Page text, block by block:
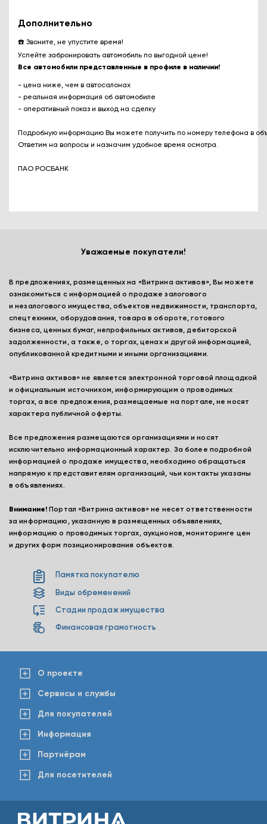
Дополнительно
☎ Звоните, не упустите время!
Успейте забронировать автомобиль по выгодной цене!
Все автомобили представленные в профиле в наличии!
- цена ниже, чем в автосалонах
- реальная информация об автомобиле
- оперативный показ и выход на сделку
Подробную информацию Вы можете получить по номеру телефона в
Ответим на вопросы и назначим удобное время осмотра.
ПАО РОСБАНК
Уважаемые покупатели!
В предложениях, размещенных на «Витрина активов», Вы можете
ознакомиться с информацией о продаже залогового
и незалогового имущества, объектов недвижимости, транспорта,
спецтехники, оборудования, товара в обороте, готового
бизнеса, ценных бумаг, непрофильных активов, дебиторской
задолженности, а также, о торгах, ценах и другой информацией,
опубликованной кредитными и иными организациями.
«Витрина активов» не является электронной торговой площадкой
и официальным источником, информирующим о проводимых
торгах, а все предложения, размещаемые на портале, не носят
характера публичной оферты.
Все предложения размещаются организациями и носят
исключительно информационный характер. За более подробной
информацией о продаже имущества, необходимо обращаться
напрямую к представителям организаций, чьи контакты указаны
в объявлениях.
Внимание! Портал «Витрина активов» не несет ответственности
за информацию, указанную в размещенных объявлениях,
информацию о проводимых торгах, аукционов, мониторинге цен
и других форм позиционирования объектов.
Памятка покупателю
Виды обременений
Стадии продаж имущества
Финансовая грамотность
О проекте
Сервисы и службы
Для покупателей
Информация
Партнёрам
Для посетителей